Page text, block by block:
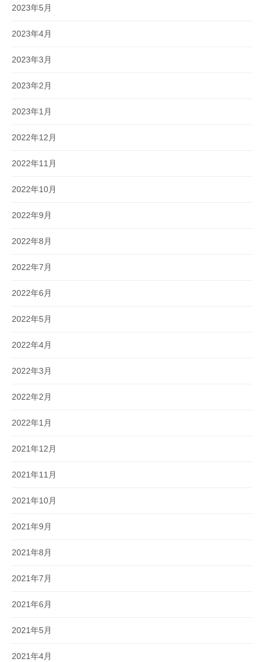
2023年5月
2023年4月
2023年3月
2023年2月
2023年1月
2022年12月
2022年11月
2022年10月
2022年9月
2022年8月
2022年7月
2022年6月
2022年5月
2022年4月
2022年3月
2022年2月
2022年1月
2021年12月
2021年11月
2021年10月
2021年9月
2021年8月
2021年7月
2021年6月
2021年5月
2021年4月